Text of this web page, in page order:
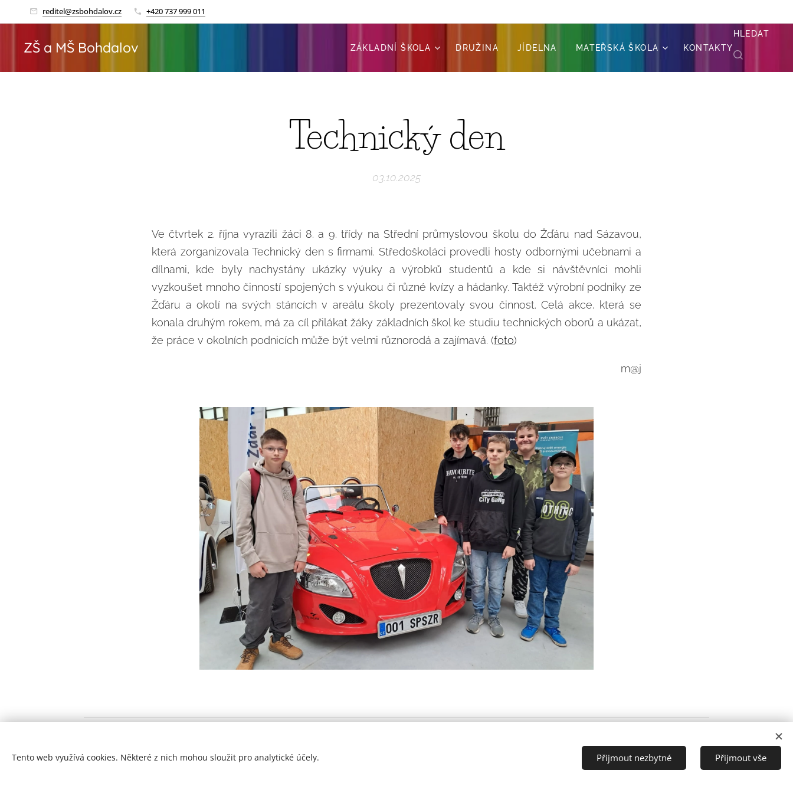
reditel@zsbohdalov.cz +420 737 999 011
ZŠ a MŠ Bohdalov ZÁKLADNÍ ŠKOLA DRUŽINA JÍDELNA MATEŘSKÁ ŠKOLA KONTAKTY
HLEDAT
Technický den
03.10.2025
Ve čtvrtek 2. října vyrazili žáci 8. a 9. třídy na Střední průmyslovou školu do Žďáru nad Sázavou,
která zorganizovala Technický den s firmami. Středoškoláci provedli hosty odbornými učebnami a
dílnami, kde byly nachystány ukázky výuky a výrobků studentů a kde si návštěvníci mohli
vyzkoušet mnoho činností spojených s výukou či různé kvízy a hádanky. Taktéž výrobní podniky ze
Žďáru a okolí na svých stáncích v areálu školy prezentovaly svou činnost. Celá akce, která se
konala druhým rokem, má za cíl přilákat žáky základních škol ke studiu technických oborů a ukázat,
že práce v okolních podnicích může být velmi různorodá a zajímavá. (foto)
m@j
Tento web využívá cookies. Některé z nich mohou sloužit pro analytické účely. Přijmout nezbytné Přijmout vše